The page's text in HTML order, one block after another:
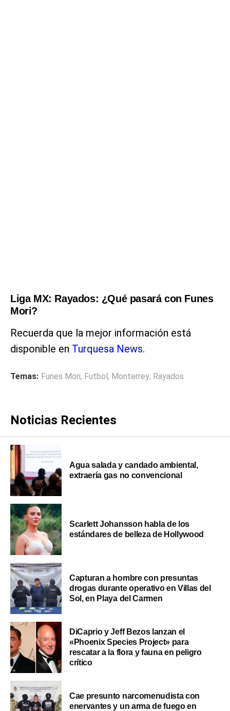
Liga MX: Rayados: ¿Qué pasará con Funes
Mori?
Recuerda que la mejor información está
disponible en Turquesa News.
Temas: Funes Mori, Futbol, Monterrey, Rayados
Noticias Recientes
Agua salada y candado ambiental,
extraería gas no convencional
Scarlett Johansson habla de los
estándares de belleza de Hollywood
Capturan a hombre con presuntas
drogas durante operativo en Villas del
Sol, en Playa del Carmen
DiCaprio y Jeff Bezos lanzan el
«Phoenix Species Project» para
rescatar a la flora y fauna en peligro
crítico
Cae presunto narcomenudista con
enervantes y un arma de fuego en